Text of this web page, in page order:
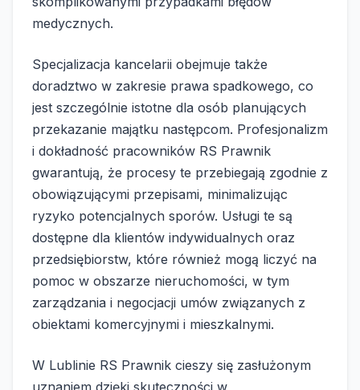
medycznych.
Specjalizacja kancelarii obejmuje także
doradztwo w zakresie prawa spadkowego, co
jest szczególnie istotne dla osób planujących
przekazanie majątku następcom. Profesjonalizm
i dokładność pracowników RS Prawnik
gwarantują, że procesy te przebiegają zgodnie z
obowiązującymi przepisami, minimalizując
ryzyko potencjalnych sporów. Usługi te są
dostępne dla klientów indywidualnych oraz
przedsiębiorstw, które również mogą liczyć na
pomoc w obszarze nieruchomości, w tym
zarządzania i negocjacji umów związanych z
obiektami komercyjnymi i mieszkalnymi.
W Lublinie RS Prawnik cieszy się zasłużonym
uznaniem dzięki skuteczności w